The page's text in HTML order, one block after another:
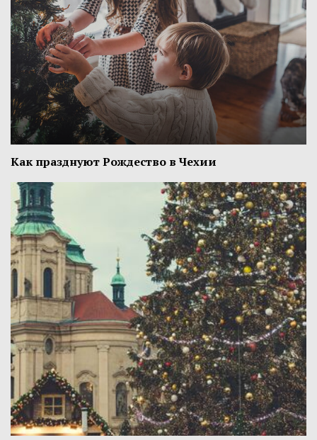
Как празднуют Рождество в Чехии